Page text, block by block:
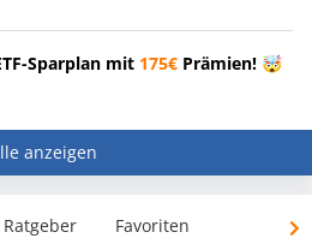
Sparplan mit 175€ Prämien! 🤯
anzeigen
Favoriten